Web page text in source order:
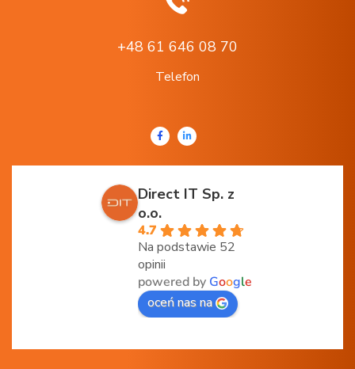
+48 61 646 08 70
Telefon
Direct IT Sp. z
o.o.
4.7
Na podstawie 52
opinii
powered by Google
oceń nas na